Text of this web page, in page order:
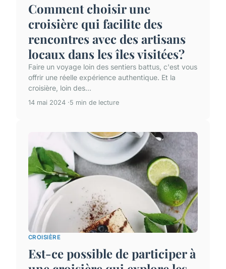
Comment choisir une
croisière qui facilite des
rencontres avec des artisans
locaux dans les îles visitées?
Faire un voyage loin des sentiers battus, c'est vous
offrir une réelle expérience authentique. Et la
croisière, loin des...
14 mai 2024 5 min de lecture
CROISIÈRE
Est-ce possible de participer à